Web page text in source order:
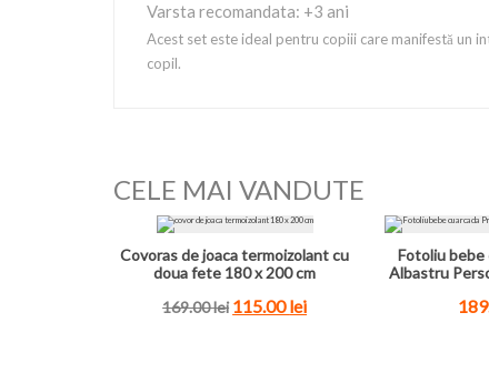
Varsta recomandata: +3 ani
Acest set este ideal pentru copiii care manifestă un
copil.
CELE MAI VANDUTE
Covoras de joaca termoizolant cu
doua fete 180 x 200 cm
169.00lei 115.00lei
Fotoliu bebe
Albastru